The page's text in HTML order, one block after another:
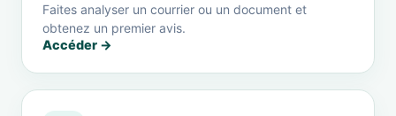
Faites analyser un courrier ou un document et
obtenez un premier avis.
Accéder →